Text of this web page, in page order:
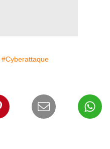
#Cyberattaque